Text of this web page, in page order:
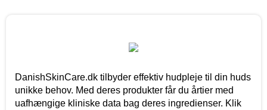
DanishSkinCare.dk tilbyder effektiv hudpleje til din huds
unikke behov. Med deres produkter får du årtier med
uafhængige kliniske data bag deres ingredienser. Klik